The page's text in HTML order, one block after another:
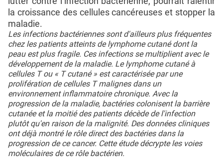
la croissance des cellules cancéreuses et stopper la
maladie.
Les infections bactériennes sont d'ailleurs plus fréquentes
chez les patients atteints de lymphome cutané dont la
peau est plus fragile. Ces infections se multiplient avec le
développement de la maladie. Le lymphome cutané à
cellules T ou « T cutané » est caractérisée par une
prolifération de cellules T malignes dans un
environnement inflammatoire chronique. Avec la
progression de la maladie, bactéries colonisent la barrière
cutanée et la moitié des patients décède de l'infection
plutôt qu'en raison de la malignité. Des données cliniques
ont déjà montré le rôle direct des bactéries dans la
progression de ce cancer. Cette étude décrypte les voies
moléculaires de ce rôle bactérien.